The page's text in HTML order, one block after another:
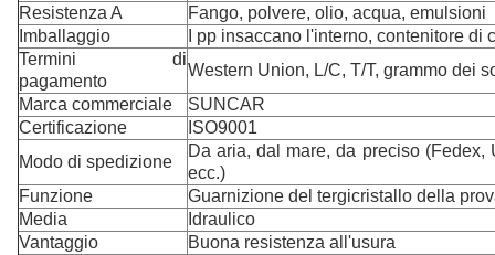
Resistenza A
Fango, polvere, olio, acqua, emulsioni
Imballaggio
I pp insaccano l'interno, contenitore di
Termini di
pagamento
Western Union, L/C, T/T, grammo dei
Marca commerciale
SUNCAR
Certificazione
ISO9001
Modo di spedizione
Da aria, dal mare, da preciso (Fedex,
ecc.)
Funzione
Guarnizione del tergicristallo della
Media
Idraulico
Vantaggio
Buona resistenza all'usura